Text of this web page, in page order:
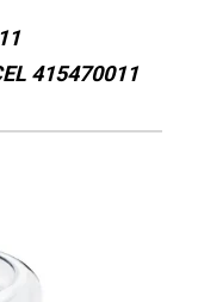
415470011